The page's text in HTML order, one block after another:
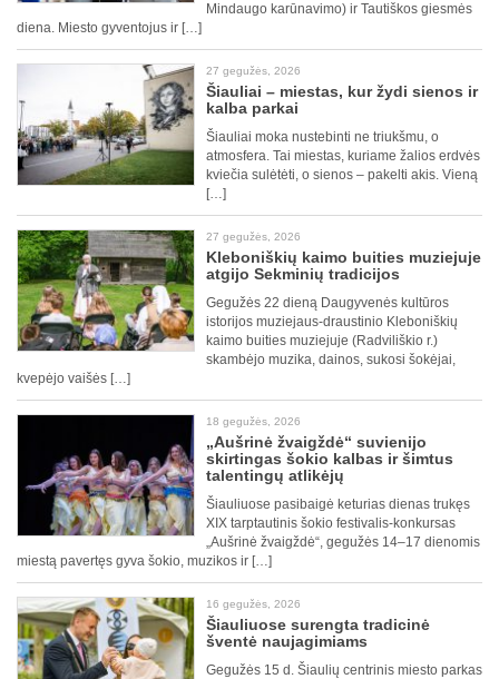
Mindaugo karūnavimo) ir Tautiškos giesmės
diena. Miesto gyventojus ir […]
27 gegužės, 2026
Šiauliai – miestas, kur žydi sienos ir
kalba parkai
Šiauliai moka nustebinti ne triukšmu, o
atmosfera. Tai miestas, kuriame žalios erdvės
kviečia sulėtėti, o sienos – pakelti akis. Vieną
[…]
27 gegužės, 2026
Kleboniškių kaimo buities muziejuje
atgijo Sekminių tradicijos
Gegužės 22 dieną Daugyvenės kultūros
istorijos muziejaus-draustinio Kleboniškių
kaimo buities muziejuje (Radviliškio r.)
skambėjo muzika, dainos, sukosi šokėjai,
kvepėjo vaišės […]
18 gegužės, 2026
„Aušrinė žvaigždė“ suvienijo
skirtingas šokio kalbas ir šimtus
talentingų atlikėjų
Šiauliuose pasibaigė keturias dienas trukęs
XIX tarptautinis šokio festivalis-konkursas
„Aušrinė žvaigždė“, gegužės 14–17 dienomis
miestą pavertęs gyva šokio, muzikos ir […]
16 gegužės, 2026
Šiauliuose surengta tradicinė
šventė naujagimiams
Gegužės 15 d. Šiaulių centrinis miesto parkas